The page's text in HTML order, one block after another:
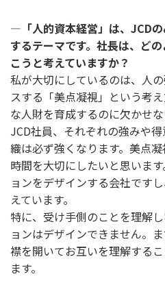
―「人的資本経営」は、JCD
するテーマです。社長は、ど
こうと考えていますか？
私が大切にしているのは、人
スする「美点凝視」という考
な人財を育成するのに欠かせ
JCD社員、それぞれの強みや
織は必ず強くなります。美点
時間を大切にしたいと思いま
ョンをデザインする会社です
えています。
特に、受け手側のことを理解
ョンはデザインできません。
襟を開いてお互いを理解する
ます。